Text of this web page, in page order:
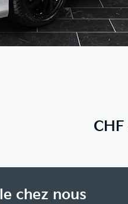
CHF
chez nous